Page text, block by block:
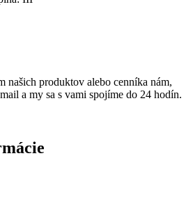
našich produktov alebo cenníka nám,
a my sa s vami spojíme do 24 hodín.